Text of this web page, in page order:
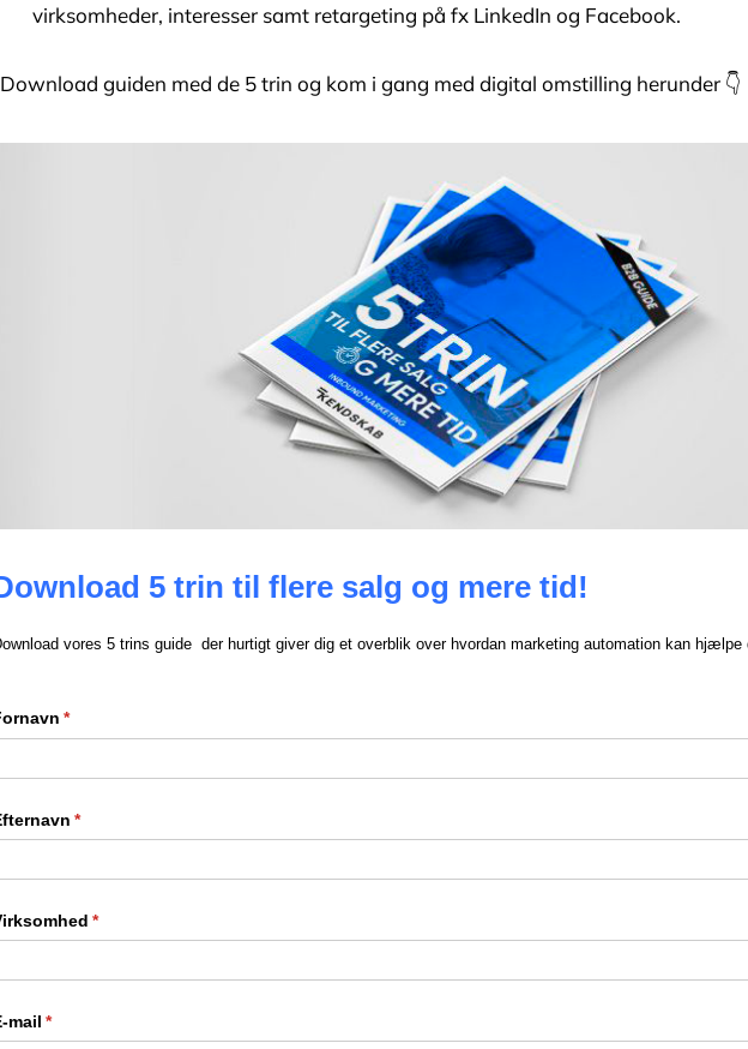
virksomheder, interesser samt retargeting på fx LinkedIn og Facebook.
Download guiden med de 5 trin og kom i gang med digital omstilling herunder 👇